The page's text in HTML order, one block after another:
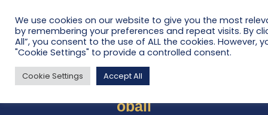
Kupci nepremičnin na hrvaški
obali
We use cookies on our website to give you the most
by remembering your preferences and repeat visits. By
All”, you consent to the use of ALL the cookies. However,
"Cookie Settings" to provide a controlled consent.
Cookie Settings Accept All